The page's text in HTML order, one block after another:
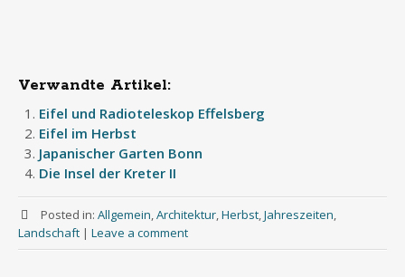
Verwandte Artikel:
Eifel und Radioteleskop Effelsberg
Eifel im Herbst
Japanischer Garten Bonn
Die Insel der Kreter II
Posted in: Allgemein,Architektur,Herbst,Jahreszeiten,
Landschaft | Leave a comment